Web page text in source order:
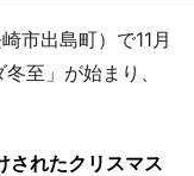
市出島町）で11月
至」が始まり、
されたクリスマス